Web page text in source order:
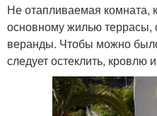
Не отапливаемая комната,
основному жилью террасы,
веранды. Чтобы можно
следует остеклить, кровлю